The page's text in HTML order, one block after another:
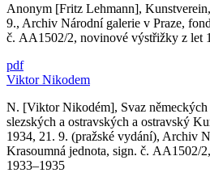
Anonym [Fritz Lehmann], Kunstverein,
9., Archiv Národní galerie v Praze,
č. AA1502/2, novinové výstřižky z let
pdf
Viktor Nikodem
N. [Viktor Nikodém], Svaz
slezských a ostravských a ostravský
1934, 21. 9. (pražské vydání), Archiv
Krasoumná jednota, sign. č. AA1502/
1933–1935